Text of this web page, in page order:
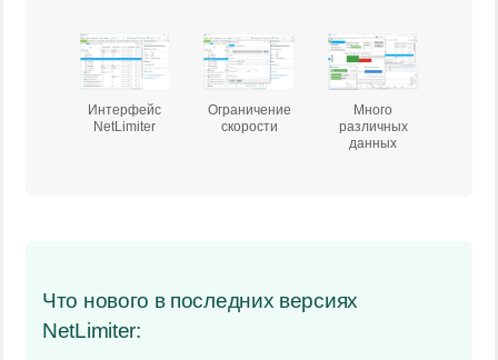
Интерфейс
NetLimiter
Ограничение
скорости
Много
различных
данных
Что нового в последних версиях
NetLimiter: